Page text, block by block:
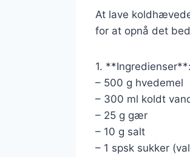
At lave
for at opnå det
1. **Ingredienser**:
– 500 g hvedemel
– 300 ml koldt
– 25 g gær
– 10 g salt
– 1 spsk sukker